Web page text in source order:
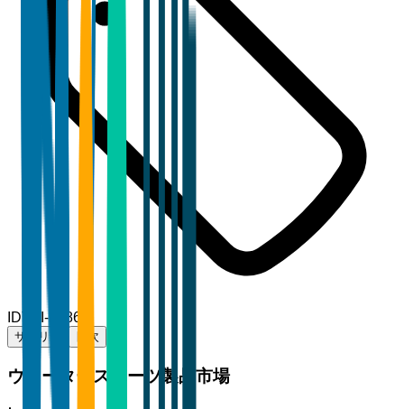
IDTBI-52869
サマリー 目次
ウォータースポーツ製品市場